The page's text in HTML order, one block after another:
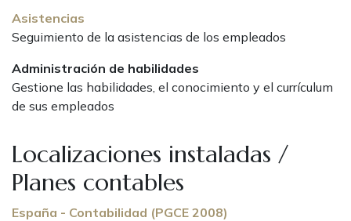
Asistencias
Seguimiento de la asistencias de los empleados
Administración de habilidades
Gestione las habilidades, el conocimiento y el currículum
de sus empleados
Localizaciones instaladas /
Planes contables
España - Contabilidad (PGCE 2008)